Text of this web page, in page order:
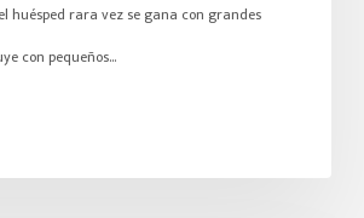
huésped rara vez se gana con grandes
con pequeños…